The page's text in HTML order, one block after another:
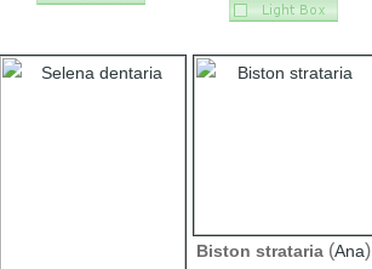
Biston strataria (Ana)